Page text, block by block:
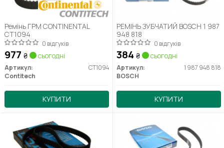
Ремінь ГРМ CONTINENTAL
CT1094
0 відгуків
977 ₴ сьогодні
Артикул:
CT1094
Contitech
КУПИТИ
РЕМІНЬ ЗУБЧАТИЙ BOSCH 1 987
948 818
0 відгуків
384 ₴ сьогодні
Артикул:
1 987 948 818
BOSCH
КУПИТИ